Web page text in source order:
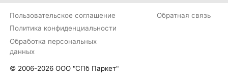
Пользовательское соглашение
Политика конфиденциальности
Обработка персональных
данных
Обратная связь
© 2006-2026 ООО "СПб Паркет"